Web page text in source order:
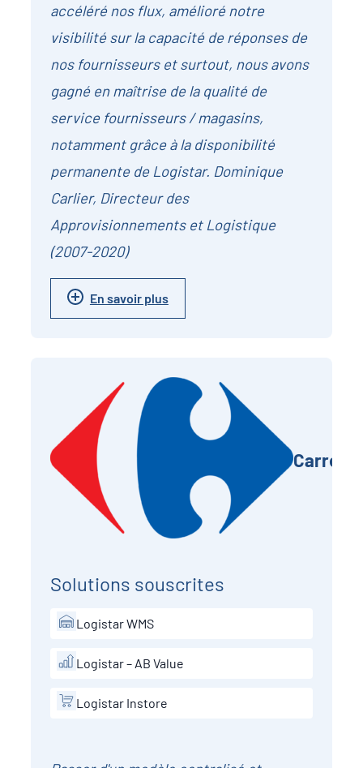
accéléré nos flux, amélioré notre
visibilité sur la capacité de réponses de
nos fournisseurs et surtout, nous avons
gagné en maîtrise de la qualité de
service fournisseurs / magasins,
notamment grâce à la disponibilité
permanente de Logistar. Dominique
Carlier, Directeur des
Approvisionnements et Logistique
(2007-2020)
En savoir plus
Solutions souscrites
Logistar WMS
Logistar – AB Value
Logistar Instore